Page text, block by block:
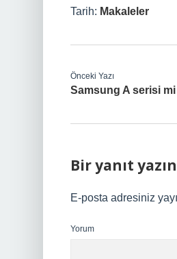
Tarih: Makaleler
Önceki Yazı
Samsung A serisi
Bir yanıt yazın
E-posta adresiniz
Yorum